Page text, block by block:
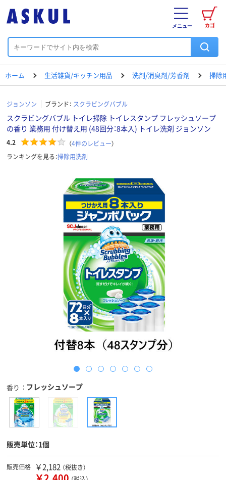
カゴ
メニュー
ホーム 生活雑貨/キッチン用品 洗剤/消臭剤/芳香剤 掃除
ジョンソン ブランド： スクラビングバブル
スクラビングバブル トイレ掃除 トイレスタンプ フレッシュソープ
の香り 業務用 付け替え用 (48回分：8本入) トイレ洗剤 ジョンソン
4.2 （4件のレビュー）
ランキングを見る：掃除用洗剤
香り フレッシュソープ
販売単位：1個
販売価格 ￥2,182 （税抜き）